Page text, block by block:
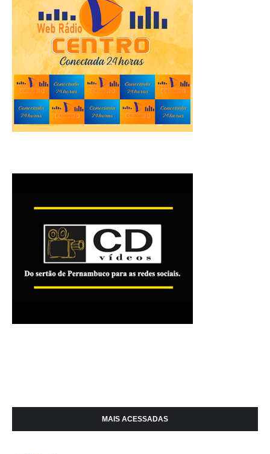
MAIS ACESSADAS